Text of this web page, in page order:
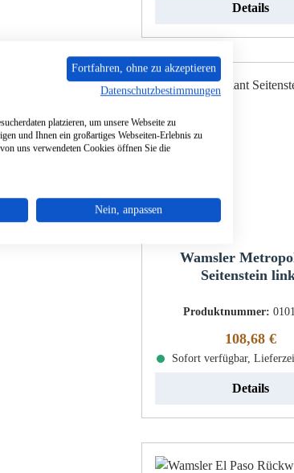
Details
Wamsler
Seitenstein
Produktnummer:
Regulärer
108,68 €
Sofort verfügbar,
Details
Fortfahren, ohne zu akzeptieren
Datenschutzbestimmungen
platzieren, um unsere Webseite zu
und Ihnen ein großartiges Webseiten-Erlebnis zu
uns verwendeten Cookies öffnen Sie die
Nein, anpassen